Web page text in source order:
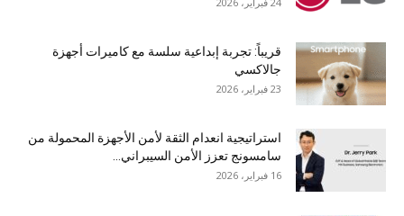
قريباً: تجربة إبداعية سلسة مع كاميرات أجهزة
جالاكسي
23 فبراير، 2026
استراتيجية انعدام الثقة لأمن الأجهزة المحمولة من
سامسونج تعزز الأمن السيبراني...
16 فبراير، 2026